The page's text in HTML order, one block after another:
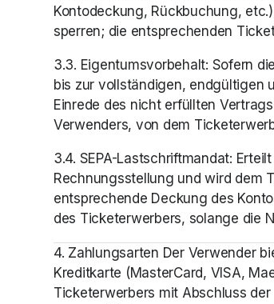
Kontodeckung, Rückbuchung,
sperren; die entsprechenden
3.3. Eigentumsvorbehalt: Sofern
bis zur vollständigen, endgültigen
Einrede des nicht erfüllten
Verwenders, von dem
3.4. SEPA-Lastschriftmandat:
Rechnungsstellung und wird dem
entsprechende Deckung des
des Ticketerwerbers, solange die
4. Zahlungsarten Der Verwender
Kreditkarte (MasterCard, VISA,
Ticketerwerbers mit Abschluss